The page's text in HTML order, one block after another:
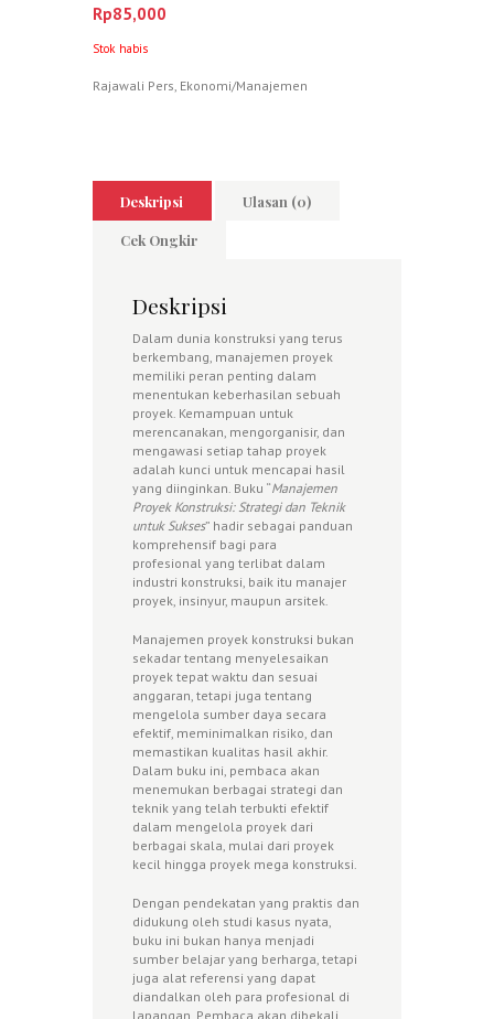
Rp85,000
Stok habis
Rajawali Pers, Ekonomi/Manajemen
Deskripsi Ulasan (0)
Cek Ongkir
Deskripsi
Dalam dunia konstruksi yang terus
berkembang, manajemen proyek
memiliki peran penting dalam
menentukan keberhasilan sebuah
proyek. Kemampuan untuk
merencanakan, mengorganisir, dan
mengawasi setiap tahap proyek
adalah kunci untuk mencapai hasil
yang diinginkan. Buku “Manajemen
Proyek Konstruksi: Strategi dan Teknik
untuk Sukses” hadir sebagai panduan
komprehensif bagi para
profesional yang terlibat dalam
industri konstruksi, baik itu manajer
proyek, insinyur, maupun arsitek.
Manajemen proyek konstruksi bukan
sekadar tentang menyelesaikan
proyek tepat waktu dan sesuai
anggaran, tetapi juga tentang
mengelola sumber daya secara
efektif, meminimalkan risiko, dan
memastikan kualitas hasil akhir.
Dalam buku ini, pembaca akan
menemukan berbagai strategi dan
teknik yang telah terbukti efektif
dalam mengelola proyek dari
berbagai skala, mulai dari proyek
kecil hingga proyek mega konstruksi.
Dengan pendekatan yang praktis dan
didukung oleh studi kasus nyata,
buku ini bukan hanya menjadi
sumber belajar yang berharga, tetapi
juga alat referensi yang dapat
diandalkan oleh para profesional di
lapangan. Pembaca akan dibekali